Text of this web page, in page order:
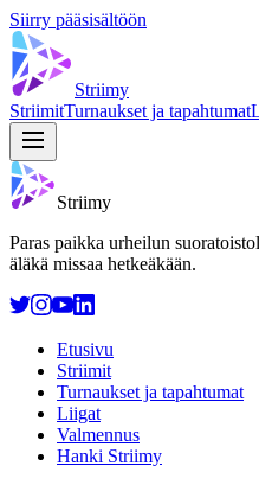
Siirry pääsisältöön
Striimy
StriimitTurnaukset ja tapahtumat
Striimy
Paras paikka urheilun
äläkä missaa hetkeäkään.
Etusivu
Striimit
Turnaukset ja tapahtumat
Liigat
Valmennus
Hanki Striimy